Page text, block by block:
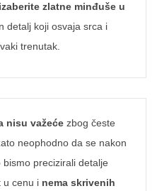
zlatne minđuše u
detalj koji osvaja srca i
trenutak.
nisu važećezbog česte
neophodno da se nakon
precizirali detalje
u cenu i nema skrivenih